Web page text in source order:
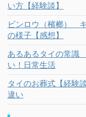
い方【経験談】
ビンロウ（檳榔）
の様子【感想】
あるあるタイの常
い！日常生活
タイのお葬式【経験
違い